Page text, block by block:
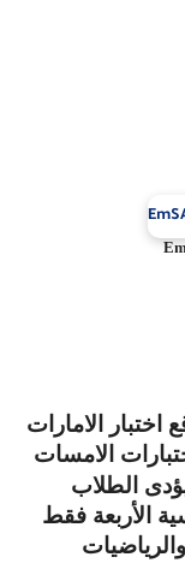
الامارات
الامسات
، ويؤدى الطلاب
فقط